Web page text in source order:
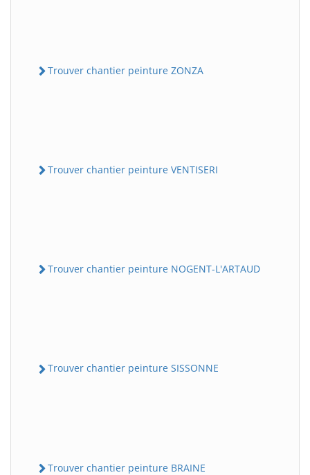
Trouver chantier peinture ZONZA
Trouver chantier peinture VENTISERI
Trouver chantier peinture NOGENT-L'ARTAUD
Trouver chantier peinture SISSONNE
Trouver chantier peinture BRAINE